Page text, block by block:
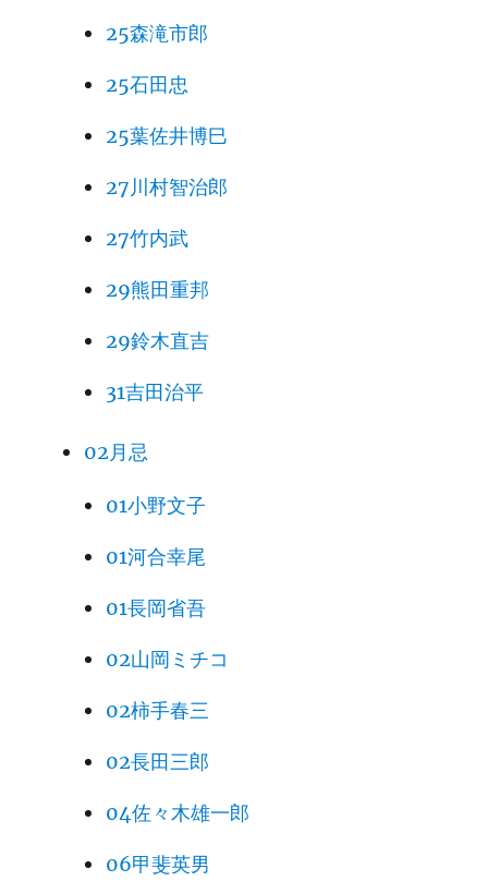
25森滝市郎
25石田忠
25葉佐井博巳
27川村智治郎
27竹内武
29熊田重邦
29鈴木直吉
31吉田治平
02月忌
01小野文子
01河合幸尾
01長岡省吾
02山岡ミチコ
02柿手春三
02長田三郎
04佐々木雄一郎
06甲斐英男